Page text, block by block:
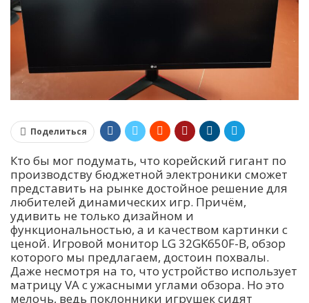
Поделиться
Кто бы мог подумать, что корейский гигант по
производству бюджетной электроники сможет
представить на рынке достойное решение для
любителей динамических игр. Причём,
удивить не только дизайном и
функциональностью, а и качеством картинки с
ценой. Игровой монитор LG 32GK650F-B, обзор
которого мы предлагаем, достоин похвалы.
Даже несмотря на то, что устройство использует
матрицу VA с ужасными углами обзора. Но это
мелочь, ведь поклонники игрушек сидят